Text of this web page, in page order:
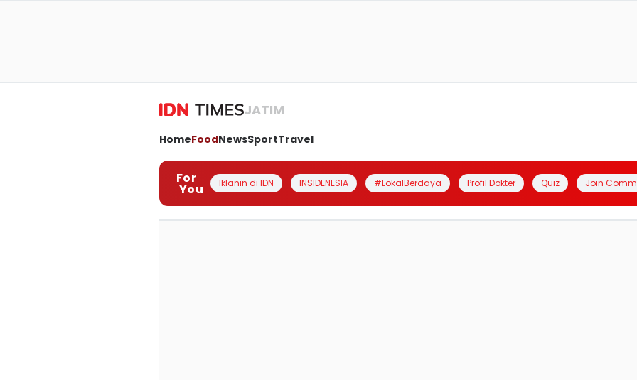
JATIM
HomeFoodNewsSportTravel
For
You Iklanin di IDN INSIDENESIA #LokalBerdaya Profil Dokter Quiz Join